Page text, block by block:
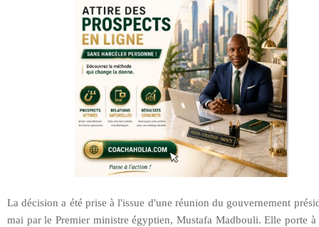
La décision a été prise à l'issue d'une réunion du gouvernement
mai par le Premier ministre égyptien, Mustafa Madbouli. Elle porte